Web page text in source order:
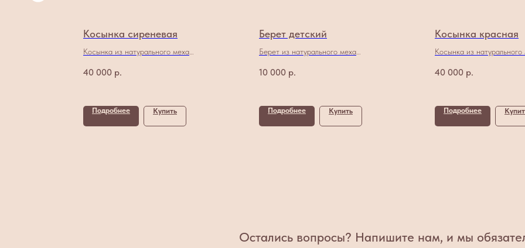
Косынка сиреневая
Косынка из натурального меха
40 000 р.
Подробнее Купить
Берет детский
Берет из натурального меха
10 000 р.
Подробнее Купить
Косынка красная
Косынка из натурального
40 000 р.
Подробнее
Остались вопросы? Напишите нам, и мы